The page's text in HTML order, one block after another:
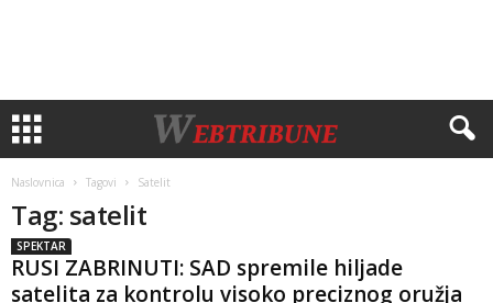
Naslovnica Tagovi Satelit
Tag: satelit
SPEKTAR
RUSI ZABRINUTI: SAD spremile hiljade
satelita za kontrolu visoko preciznog oružja